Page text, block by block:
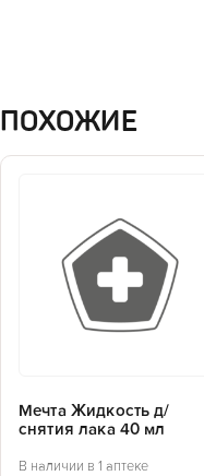
ПОХОЖИЕ
Мечта Жидкость д/
снятия лака 40 мл
В наличии в 1 аптеке